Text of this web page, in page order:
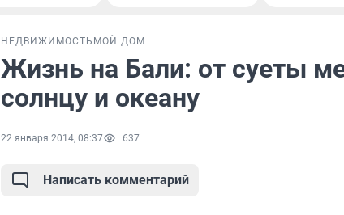
НЕДВИЖИМОСТЬ МОЙ ДОМ
Жизнь на Бали: от суеты
солнцу и океану
22 января 2014, 08:37 637
Написать комментарий